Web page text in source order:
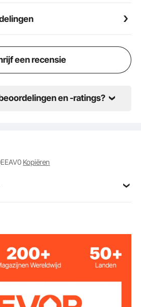
een recensie
en -ratings?
Kopiëren
PC, aluminium, ijzer
(afmetingen